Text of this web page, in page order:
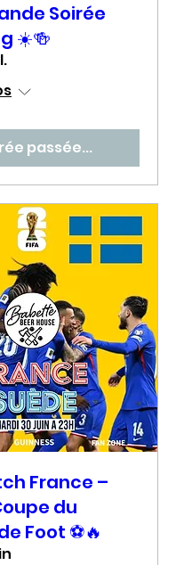
Soirée
☀️🍻
passée...
France –
du
Foot ⚽🔥